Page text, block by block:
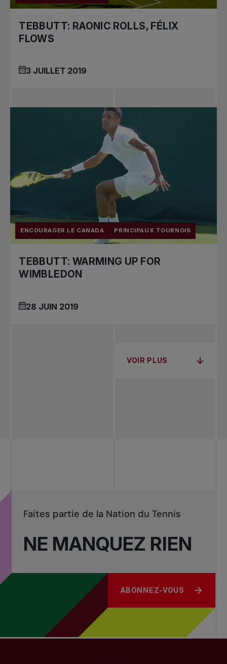
TEBBUTT: RAONIC ROLLS, FÉLIX
FLOWS
3 JUILLET 2019
ENCOURAGER LE CANADA PRINCIPAUX TOURNOIS
TEBBUTT: WARMING UP FOR
WIMBLEDON
28 JUIN 2019
VOIR PLUS
NE MANQUEZ RIEN
Faites partie de la Nation du Tennis
ABONNEZ-VOUS